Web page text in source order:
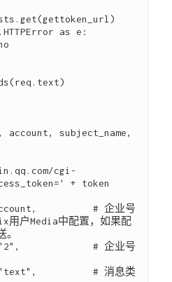
account, subject_name,
cgi-
+ token
用户Media中配置，如果配
。